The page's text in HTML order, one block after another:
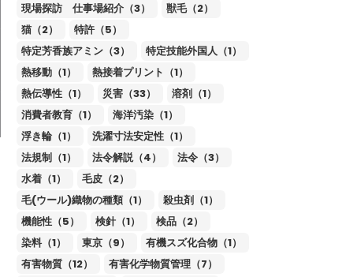
現場探訪 仕事場紹介（3）
獣毛（2）
猫（2）
特許（5）
特定芳香族アミン（3）
特定技能外国人（1）
熱移動（1）
熱接着プリント（1）
熱伝導性（1）
災害（33）
溶剤（1）
消費者教育（1）
海洋汚染（1）
浮き輪（1）
洗濯寸法安定性（1）
法規制（1）
法令解説（4）
法令（3）
水着（1）
毛皮（2）
毛(ウール)織物の種類（1）
殺虫剤（1）
機能性（5）
検針（1）
検品（2）
染料（1）
東京（9）
有機スズ化合物（1）
有害物質（12）
有害化学物質管理（7）